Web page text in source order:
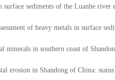
sediments of the Luanhe river
of heavy metals in surface
in southern coast of
erosion in Shandong of China: